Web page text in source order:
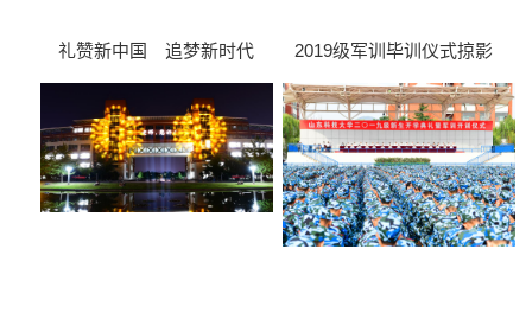
礼赞新中国 追梦新时代 2019级军训毕训仪式掠影